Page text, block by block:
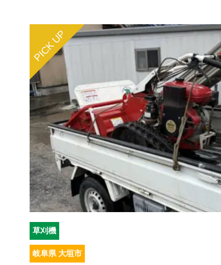
PICK UP
草刈機
岐阜県 大垣市